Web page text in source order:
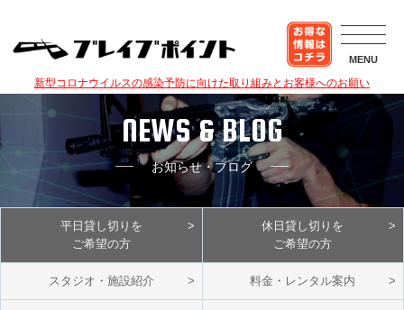
MENU
新型コロナウイルスの感染予防に向けた取り組みとお客様へのお願い
NEWS & BLOG
お知らせ・ブログ
平日貸し切りを
ご希望の方
休日貸し切りを
ご希望の方
スタジオ・施設紹介 料金・レンタル案内